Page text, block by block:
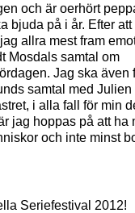
och är oerhört
bjuda på i år. Efter att
allra mest fram
Mosdals samtal om
Jag ska även
samtal med
i alla fall för min
jag hoppas på att ha
och inte minst
Seriefestival 2012!